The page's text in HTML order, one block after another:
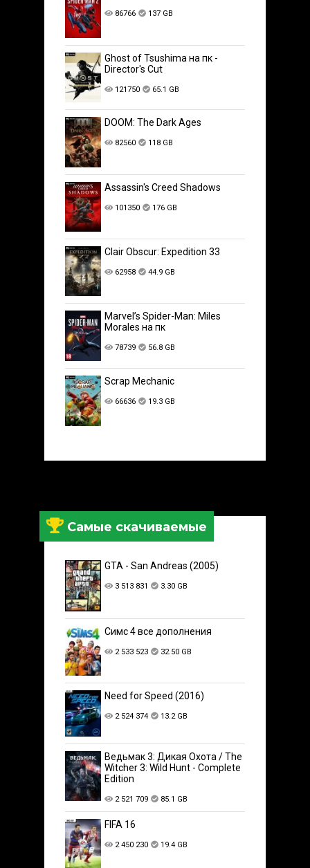
86766 137 GB
Ghost of Tsushima на пк -
Director's Cut
121750 65.1 GB
DOOM: The Dark Ages
82560 118 GB
Assassin's Creed Shadows
101350 176 GB
Clair Obscur: Expedition 33
62958 44.9 GB
Marvel’s Spider-Man: Miles
Morales на пк
78739 56.8 GB
Scrap Mechanic
66636 19.3 GB
Самые скачиваемые
GTA - San Andreas (2005)
3 513 831 3.30 GB
Симс 4 все дополнения
2 533 523 32.50 GB
Need for Speed (2016)
2 524 374 13.2 GB
Ведьмак 3: Дикая Охота / The
Witcher 3: Wild Hunt - Complete
Edition
2 521 709 85.1 GB
FIFA 16
2 450 230 19.4 GB